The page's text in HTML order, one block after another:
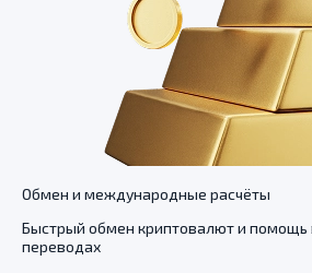
Обмен и международные расчёты
Быстрый обмен криптовалют и
переводах